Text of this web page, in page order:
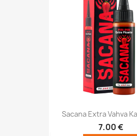
Sacana Extra Vahva
7,00 €